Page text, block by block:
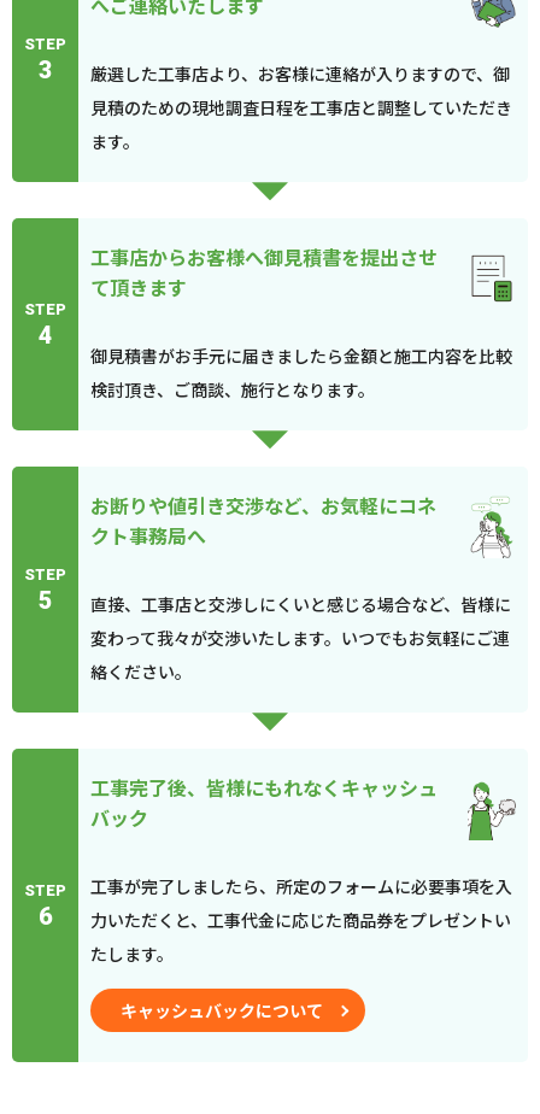
STEP
3
厳選した工事店より、お客様に連絡が入りますので、御
見積のための現地調査日程を工事店と調整していただき
ます。
STEP
4
工事店からお客様へ御見積書を提出させ
て頂きます
御見積書がお手元に届きましたら金額と施工内容を比較
検討頂き、ご商談、施行となります。
STEP
5
お断りや値引き交渉など、お気軽にコネ
クト事務局へ
直接、工事店と交渉しにくいと感じる場合など、皆様に
変わって我々が交渉いたします。いつでもお気軽にご連
絡ください。
STEP
6
工事完了後、皆様にもれなくキャッシュ
バック
工事が完了しましたら、所定のフォームに必要事項を入
力いただくと、工事代金に応じた商品券をプレゼントい
たします。
キャッシュバックについて